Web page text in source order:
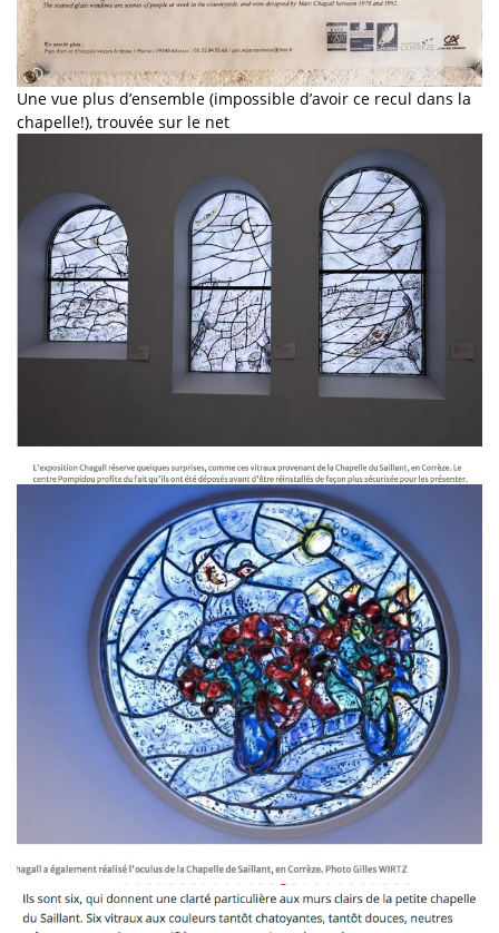
Une vue plus d’ensemble (impossible d’avoir ce recul dans la
chapelle!), trouvée sur le net